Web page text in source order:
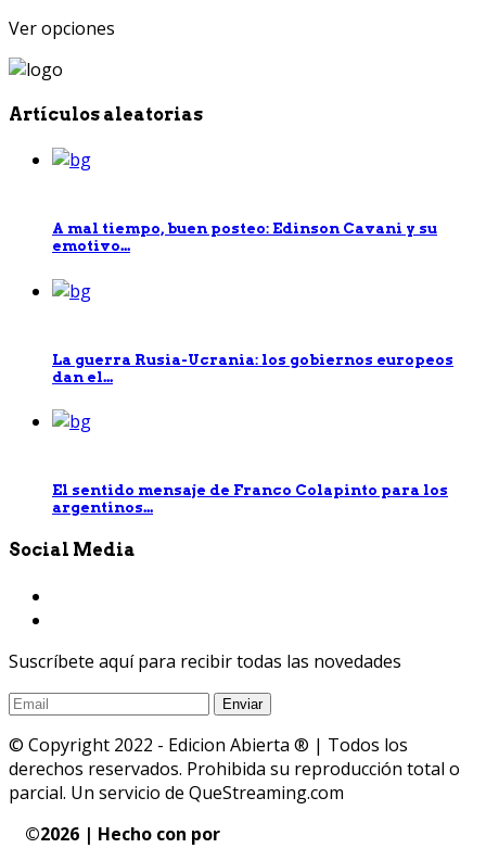
Ver opciones
Artículos aleatorias
A mal tiempo, buen posteo: Edinson Cavani y su
emotivo...
La guerra Rusia-Ucrania: los gobiernos europeos
dan el...
El sentido mensaje de Franco Colapinto para los
argentinos...
Social Media
Suscríbete aquí para recibir todas las novedades
© Copyright 2022 - Edicion Abierta ® | Todos los
derechos reservados. Prohibida su reproducción total o
parcial. Un servicio de QueStreaming.com
©2026 | Hecho con por